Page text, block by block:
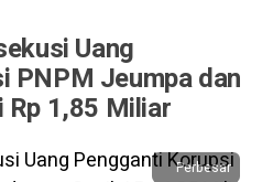
Uang
PNPM Jeumpa dan
Rp 1,85 Miliar
Perbesar